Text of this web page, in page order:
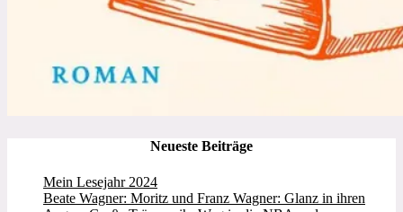
Neueste Beiträge
Mein Lesejahr 2024
Beate Wagner: Moritz und Franz Wagner: Glanz in ihren